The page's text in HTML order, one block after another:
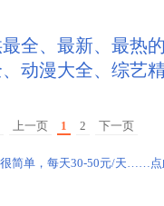
全、最新、最热
动漫大全、综艺
上一页 1 2 下一页
简单，每天30-50元/天……点